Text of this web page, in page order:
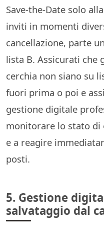
Save-the-Date solo
inviti in momenti
cancellazione, parte
lista B. Assicurati che
cerchia non siano su
fuori prima o poi e
gestione digitale
monitorare lo stato
e a reagire
posti.
5. Gestione
salvataggio dal